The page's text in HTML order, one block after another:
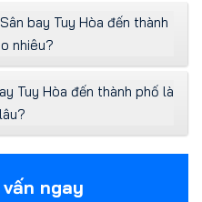
bay Tuy Hòa đến thành
nhiêu?
Tuy Hòa đến thành phố là
ngay